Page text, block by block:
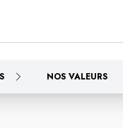
NOS VALEURS